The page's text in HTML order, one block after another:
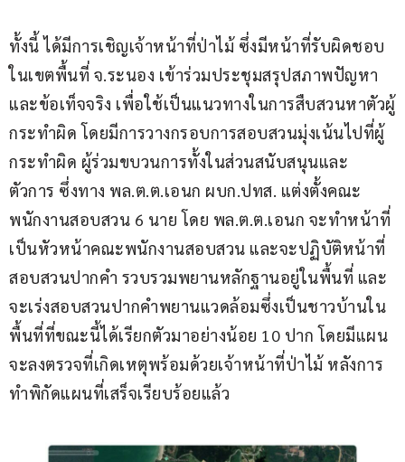
ทั้งนี้ ได้มีการเชิญเจ้าหน้าที่ป่าไม้ ซึ่งมีหน้าที่รับผิดชอบ
ในเขตพื้นที่ จ.ระนอง เข้าร่วมประชุมสรุปสภาพปัญหา
และข้อเท็จจริง เพื่อใช้เป็นแนวทางในการสืบสวนหาตัวผู้
กระทำผิด โดยมีการวางกรอบการสอบสวนมุ่งเน้นไปที่ผู้
กระทำผิด ผู้ร่วมขบวนการทั้งในส่วนสนับสนุนและ
ตัวการ ซึ่งทาง พล.ต.ต.เอนก ผบก.ปทส. แต่งตั้งคณะ
พนักงานสอบสวน 6 นาย โดย พล.ต.ต.เอนก จะทำหน้าที่
เป็นหัวหน้าคณะพนักงานสอบสวน และจะปฏิบัติหน้าที่
สอบสวนปากคำ รวบรวมพยานหลักฐานอยู่ในพื้นที่ และ
จะเร่งสอบสวนปากคำพยานแวดล้อมซึ่งเป็นชาวบ้านใน
พื้นที่ที่ขณะนี้ได้เรียกตัวมาอย่างน้อย 10 ปาก โดยมีแผน
จะลงตรวจที่เกิดเหตุพร้อมด้วยเจ้าหน้าที่ป่าไม้ หลังการ
ทำพิกัดแผนที่เสร็จเรียบร้อยแล้ว